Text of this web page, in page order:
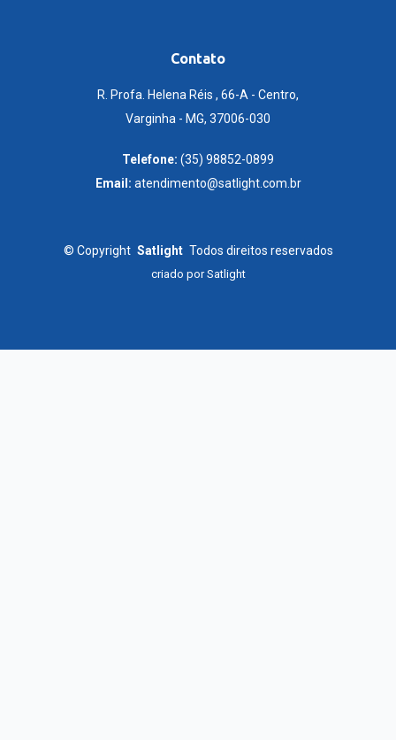
Contato
R. Profa. Helena Réis , 66-A - Centro,
Varginha - MG, 37006-030
Telefone: (35) 98852-0899
Email: atendimento@satlight.com.br
© Copyright Satlight Todos direitos reservados
criado porSatlight